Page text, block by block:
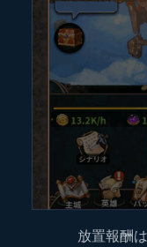
放置報酬